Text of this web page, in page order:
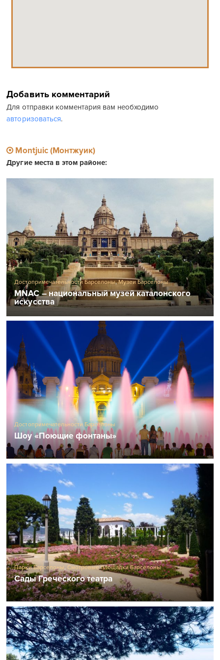
Добавить комментарий
Для отправки комментария вам необходимо
авторизоваться.
Montjuic (Монтжуик)
Другие места в этом районе:
Достопримечательности Барселоны,Музеи Барселоны
MNAC – национальный музей каталонского
искусства
Достопримечательности Барселоны
Шоу «Поющие фонтаны»
Парки Барселоны, Смотровые площадки Барселоны
Сады Греческого театра